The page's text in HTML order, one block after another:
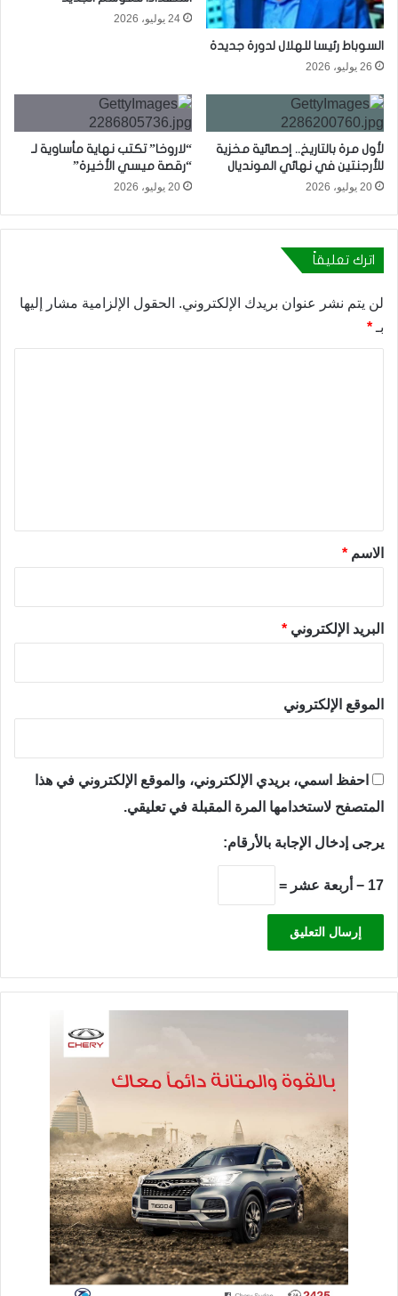
السوباط رئيسا للهلال لدورة جديدة
26 يوليو، 2026
24 يوليو، 2026
لأول مرة بالتاريخ.. إحصائية مخزية
للأرجنتين في نهائي المونديال
20 يوليو، 2026
“لاروخا” تكتب نهاية مأساوية لـ
“رقصة ميسي الأخيرة”
20 يوليو، 2026
اترك تعليقاً
لن يتم نشر عنوان بريدك الإلكتروني. الحقول الإلزامية مشار إليها
بـ *
*الاسم *
البريد الإلكتروني *
الموقع الإلكتروني
احفظ اسمي، بريدي الإلكتروني، والموقع الإلكتروني في هذا
المتصفح لاستخدامها المرة المقبلة في تعليقي.
يرجى إدخال الإجابة بالأرقام:
17 − أربعة عشر =